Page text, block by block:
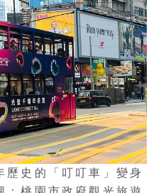
史的「叮叮車」變身